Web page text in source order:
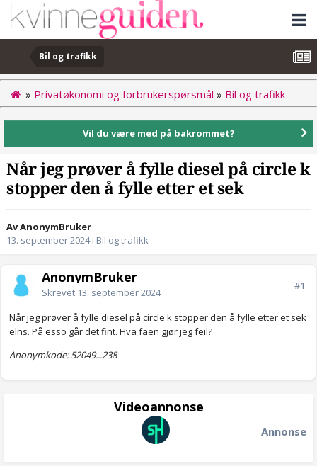
Bil og trafikk
» Privatøkonomi og forbrukerspørsmål » Bil og trafikk
Vil du være med på bakrommet?
Når jeg prøver å fylle diesel på circle k
stopper den å fylle etter et sek
Av AnonymBruker
13. september 2024i Bil og trafikk
AnonymBruker
Skrevet 13. september 2024
#1
Når jeg prøver å fylle diesel på circle k stopper den å fylle etter et sek
elns. På esso går det fint. Hva faen gjør jeg feil?
Anonymkode: 52049...238
Videoannonse
Annonse